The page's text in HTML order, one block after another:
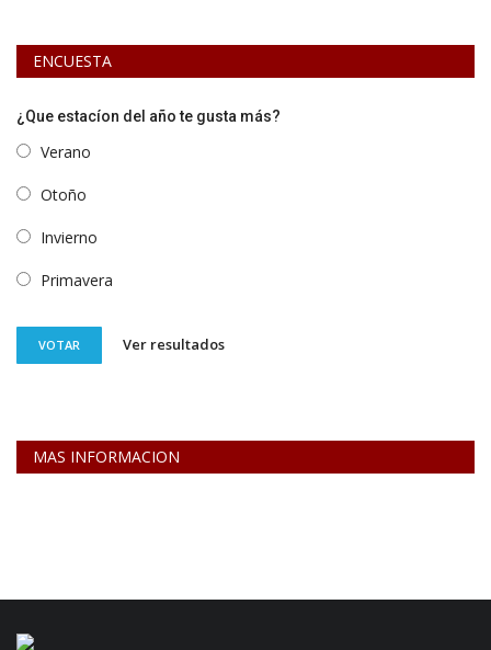
ENCUESTA
¿Que estacíon del año te gusta más?
Verano
Otoño
Invierno
Primavera
VOTAR Ver resultados
MAS INFORMACION